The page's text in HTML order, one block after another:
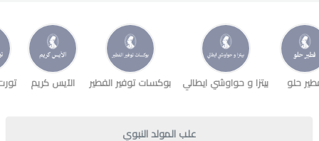
حلو بيتزا و حواوشي ايطالي بوكسات توفير الفطير الآيس كريم
علب المولد النبوي